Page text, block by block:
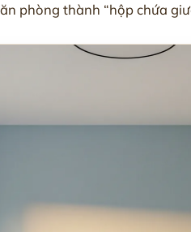
phòng thành “hộp chứa